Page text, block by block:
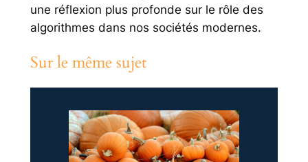
une réflexion plus profonde sur le rôle des
algorithmes dans nos sociétés modernes.
Sur le même sujet